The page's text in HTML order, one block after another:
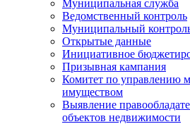
Муниципальная служба
Ведомственный контроль
Муниципальный
Открытые данные
Инициативное
Призывная кампания
Комитет по управлению
имуществом
Выявление
объектов недвижимости